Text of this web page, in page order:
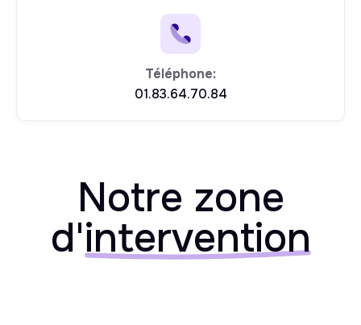
Téléphone:
01.83.64.70.84
Notre zone
d'intervention